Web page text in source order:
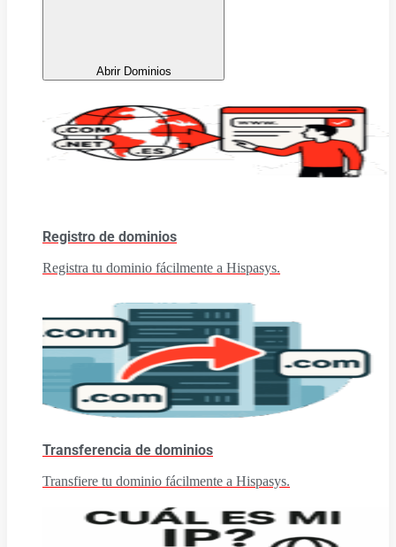
Abrir Dominios
Registro de dominios
Registra tu dominio fácilmente a Hispasys.
Transferencia de dominios
Transfiere tu dominio fácilmente a Hispasys.